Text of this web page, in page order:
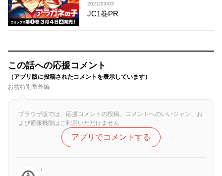
2021/03/03
JC1巻PR
この話への応援コメント
（アプリ版に投稿されたコメントを表示しています）
お盆特別番外編
ブラウザ版では、応援コメントの投稿、コメントへのいいジャン、お
よび通報機能はご利用いただけません
アプリでコメントする
/